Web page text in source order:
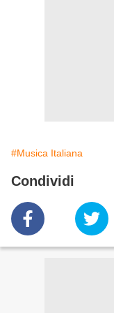
#Musica Italiana
Condividi